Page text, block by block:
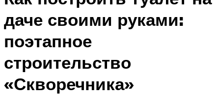
даче своими руками:
поэтапное
строительство
«Скворечника»